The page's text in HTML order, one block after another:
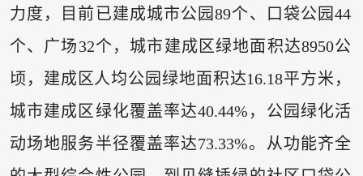
力度，目前已建成城市公园89个、口袋公园44
个、广场32个，城市建成区绿地面积达8950公
顷，建成区人均公园绿地面积达16.18平方米，
城市建成区绿化覆盖率达40.44%，公园绿化活
动场地服务半径覆盖率达73.33%。从功能齐全